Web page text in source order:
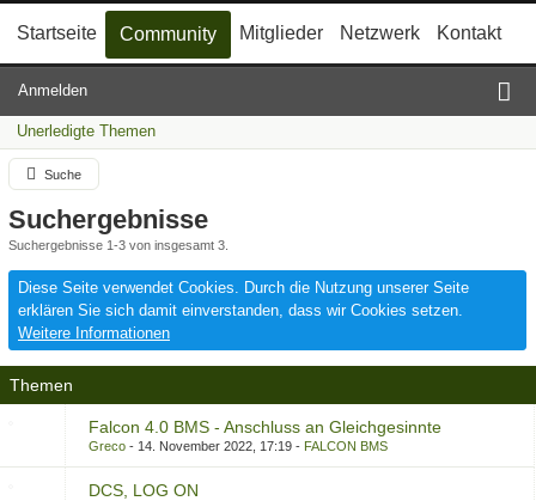
Startseite Community Mitglieder Netzwerk Kontakt
Anmelden
Unerledigte Themen
Suche
Suchergebnisse
Suchergebnisse 1-3 von insgesamt 3.
Diese Seite verwendet Cookies. Durch die Nutzung unserer Seite
erklären Sie sich damit einverstanden, dass wir Cookies setzen.
Weitere Informationen
Themen
Falcon 4.0 BMS - Anschluss an Gleichgesinnte
Greco 14. November 2022, 17:19 FALCON BMS
DCS, LOG ON